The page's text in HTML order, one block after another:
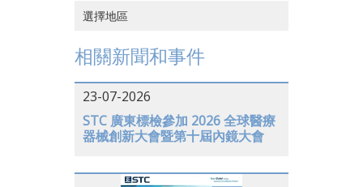
選擇地區
中國香港
越南
日本
相關新聞和事件
23-07-2026
STC 廣東標檢參加 2026 全球醫療
器械創新大會暨第十屆內鏡大會